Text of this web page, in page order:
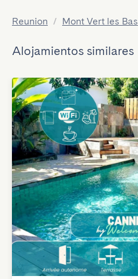
Reunion / Mont Vert les Bas
Alojamientos similares